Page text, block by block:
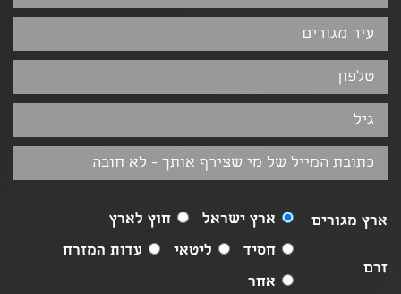
ארץ מגורים ארץ ישראל חוץ לארץ
זרם
חסיד ליטאי
עדות המזרח
אחר